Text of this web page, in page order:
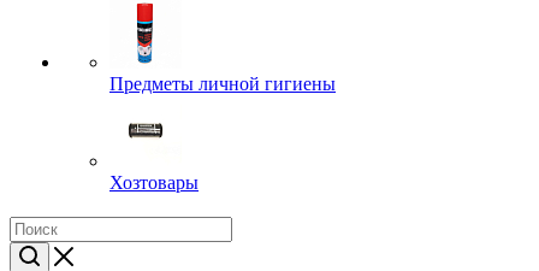
Предметы личной гигиены
Хозтовары